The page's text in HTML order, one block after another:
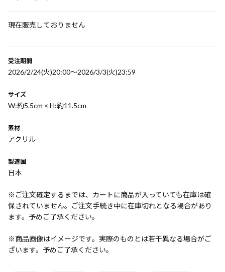
現在販売しておりません
受注期間
2026/2/24(火)20:00〜2026/3/3(火)23:59
サイズ
W:約5.5cm × H:約11.5cm
素材
アクリル
製造国
日本
※ご注文確定するまでは、カートに商品が入っていても在庫は確
保されていません。ご注文手続き中に在庫切れとなる場合があり
ます。予めご了承ください。
※商品画像はイメージです。実際のものとは若干異なる場合がご
ざいます。予めご了承ください。